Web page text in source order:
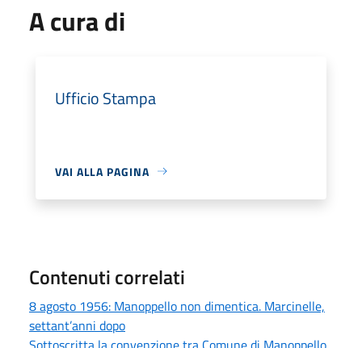
A cura di
Ufficio Stampa
VAI ALLA PAGINA
Contenuti correlati
8 agosto 1956: Manoppello non dimentica. Marcinelle,
settant’anni dopo